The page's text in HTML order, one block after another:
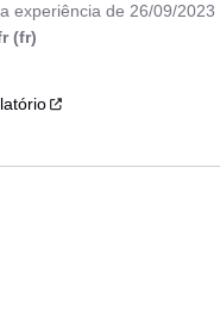
experiência de 26/09/2023
(fr)